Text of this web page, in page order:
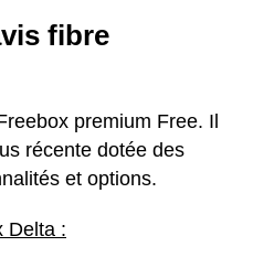
fibre
premium Free. Il
récente dotée des
et options.
Delta :